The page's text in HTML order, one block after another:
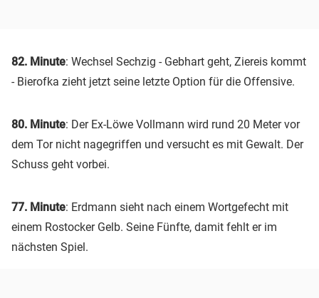
82. Minute: Wechsel Sechzig - Gebhart geht, Ziereis kommt
- Bierofka zieht jetzt seine letzte Option für die Offensive.
80. Minute: Der Ex-Löwe Vollmann wird rund 20 Meter vor
dem Tor nicht nagegriffen und versucht es mit Gewalt. Der
Schuss geht vorbei.
77. Minute: Erdmann sieht nach einem Wortgefecht mit
einem Rostocker Gelb. Seine Fünfte, damit fehlt er im
nächsten Spiel.